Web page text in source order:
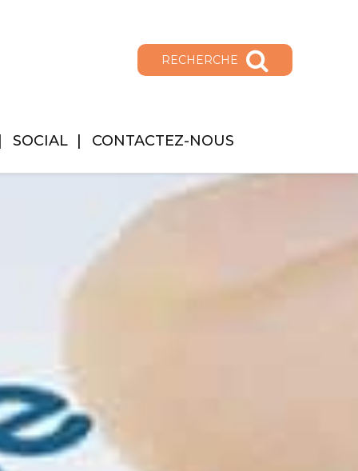
RECHERCHE
SOCIAL CONTACTEZ-NOUS